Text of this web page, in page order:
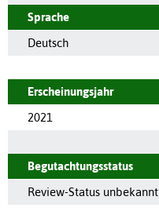
Sprache
Deutsch
Erscheinungsjahr
2021
Begutachtungsstatus
Review-Status unbekannt